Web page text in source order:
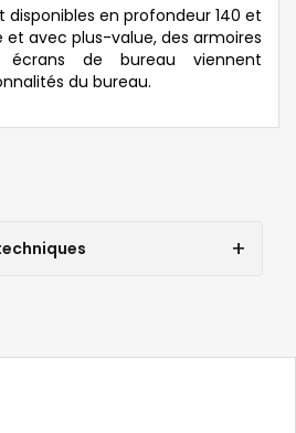
disponibles en profondeur 140 et
et avec plus-value, des armoires
de bureau viennent
du bureau.